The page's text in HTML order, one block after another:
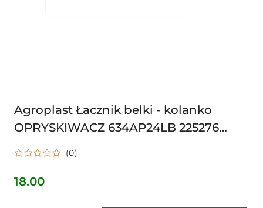
Agroplast Łacznik belki - kolanko
OPRYSKIWACZ 634AP24LB 225276
Łącznik belki opryskiwacza łączony
(0)
Cena:
18.00